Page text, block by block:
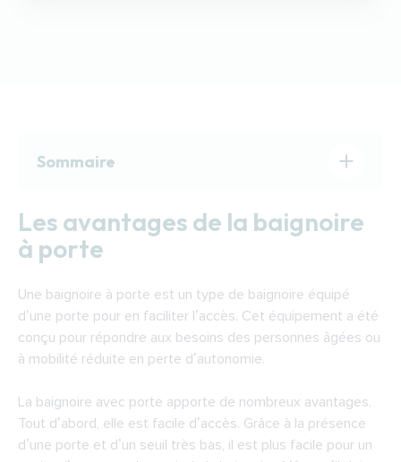
Sommaire
Choisir sa baignoire à porte
Les aides pour financer une baignoire à porte
Trouver un expert pour installer une baignoire
à porte à Laval
Les avantages de la baignoire
à porte
Une baignoire à porte est un type de baignoire équipé
d’une porte pour en faciliter l’accès. Cet équipement a été
conçu pour répondre aux besoins des personnes âgées ou
à mobilité réduite en perte d’autonomie.
La baignoire avec porte apporte de nombreux avantages.
Tout d’abord, elle est facile d’accès. Grâce à la présence
d’une porte et d’un seuil très bas, il est plus facile pour un